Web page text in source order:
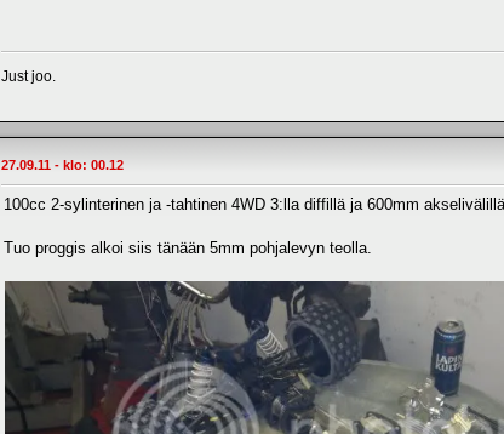
Just joo.
27.09.11 - klo: 00.12
100cc 2-sylinterinen ja -tahtinen 4WD 3:lla diffillä ja 600mm
Tuo proggis alkoi siis tänään 5mm pohjalevyn teolla.